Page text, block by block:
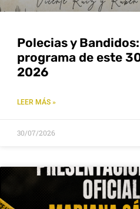
Polecias y
programa de este
2026
LEER MÁS »
30/07/2026